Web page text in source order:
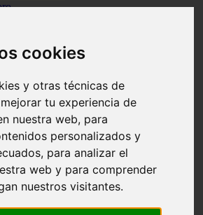
cookies
y otras técnicas de
tu experiencia de
nuestra web, para
personalizados y
para analizar el
web y para comprender
nuestros visitantes.
de-sos
de-iguña
de-lillet